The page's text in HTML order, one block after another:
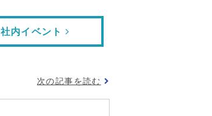
社内イベント
次の記事を読む